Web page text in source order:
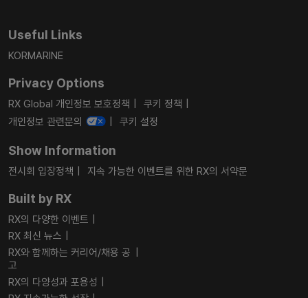
Useful Links
KORMARINE
Privacy Options
RX Global 개인정보 보호정책
쿠키 정책
개인정보 관련문의
쿠키 설정
Show Information
전시회 입장정책 지속 가능한 이벤트를 위한 RX의 서약문
Built by RX
RX의 다양한 이벤트
RX 최신 뉴스
RX와 함께하는 커리어/채용 공
고
RX의 다양성과 포용성